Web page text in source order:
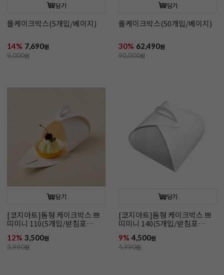
담기
롤케이크박스(5개입/베이지)
14% 7,690원
9,000원
담기
롤케이크박스(50개입/베이지)
30% 62,490원
90,000원
담기
[코지아트]돔형 케이크박스 쁘
띠미니 110(5개입/받침포
12% 3,500원
3,990원
담기
[코지아트]돔형 케이크박스 쁘
띠미니 140(5개입/받침포
9% 4,500원
4,990원